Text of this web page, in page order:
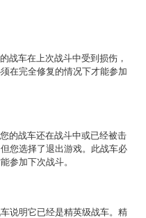
战车在上次战斗中受到损伤，
在完全修复的情况下才能参加
的战车还在战斗中或已经被击
您选择了退出游戏。此战车必
参加下次战斗。
说明它已经是精英级战车。精